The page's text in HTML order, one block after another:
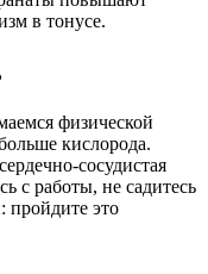
в тонусе.
физической
кислорода.
сосудистая
с работы, не садитесь
пройдите это